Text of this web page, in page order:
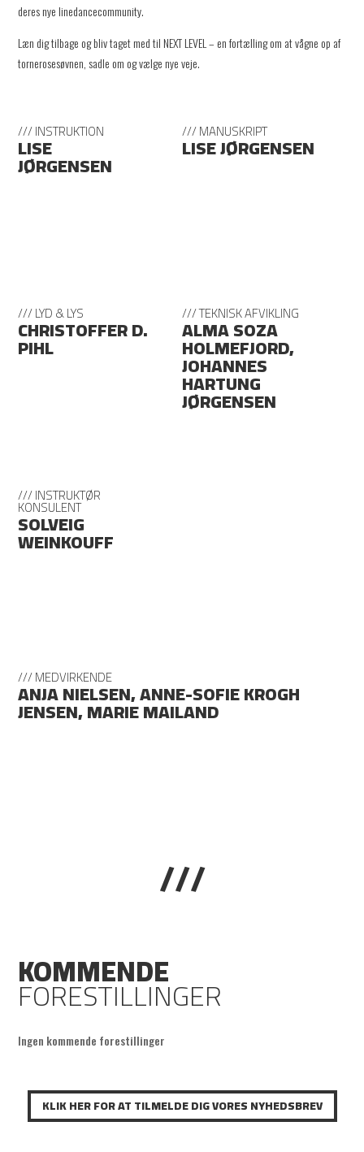
deres nye linedancecommunity.
Læn dig tilbage og bliv taget med til NEXT LEVEL – en fortælling om at vågne op af
tornerosesøvnen, sadle om og vælge nye veje.
/// INSTRUKTION
LISE
JØRGENSEN
/// MANUSKRIPT
LISE JØRGENSEN
/// LYD & LYS
CHRISTOFFER D.
PIHL
/// TEKNISK AFVIKLING
ALMA SOZA
HOLMEFJORD,
JOHANNES
HARTUNG
JØRGENSEN
/// INSTRUKTØR
KONSULENT
SOLVEIG
WEINKOUFF
/// MEDVIRKENDE
ANJA NIELSEN, ANNE-SOFIE KROGH
JENSEN, MARIE MAILAND
///
KOMMENDE
FORESTILLINGER
Ingen kommende forestillinger
KLIK HER FOR AT TILMELDE DIG VORES NYHEDSBREV